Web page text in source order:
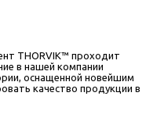
THORVIK™ проходит
в нашей компании
оснащенной новейшим
качество продукции в